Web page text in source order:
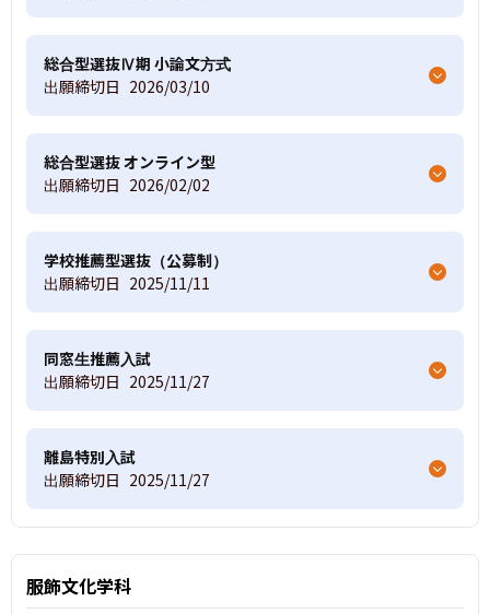
総合型選抜Ⅳ期 小論文方式
出願締切日 2026/03/10
総合型選抜 オンライン型
出願締切日 2026/02/02
学校推薦型選抜（公募制）
出願締切日 2025/11/11
同窓生推薦入試
出願締切日 2025/11/27
離島特別入試
出願締切日 2025/11/27
服飾文化学科